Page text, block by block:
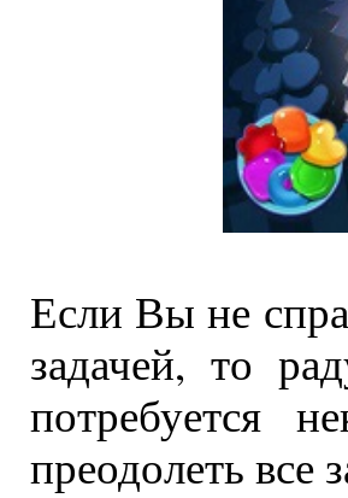
Если Вы не
задачей, то
потребуется
преодолеть все